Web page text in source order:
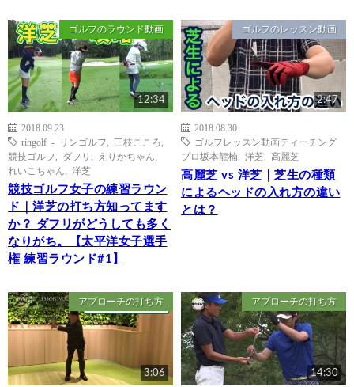
ゴルフのラウンド動画
12:34
2018.09.23
ringolf - リンゴルフ
三枝こころ
競技ゴルフ
ダフリ えりかちゃん
れいこちゃん
洋芝
競技ゴルフ女子の練習ラウン
ド｜洋芝の打ち方知ってます
か？ ダフリがどうしても多く
なりがち。【太平洋女子選手
権 練習ラウンド#1】
ゴルフのレッスン動画
2:47
2018.08.30
ゴルフレッスン動画ティーチング
プロ坂本龍楠
洋芝 高麗芝
高麗芝 vs 洋芝｜芝生の種類
によるヘッドの入れ方の違い
とは？
アプローチの打ち方
3:06
アプローチの打ち方
14:30